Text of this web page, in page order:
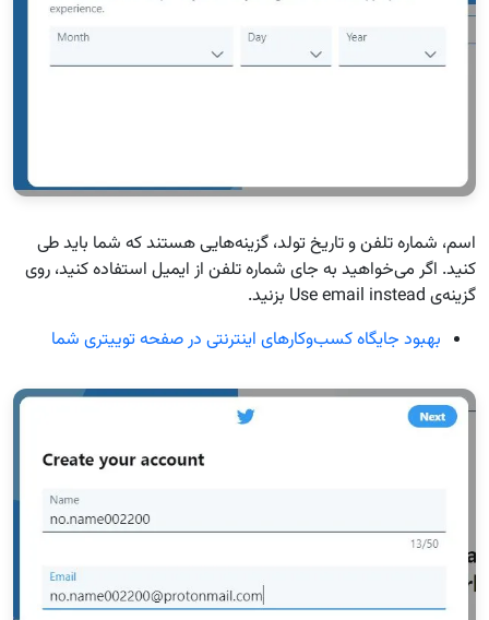
اسم، شماره تلفن و تاریخ تولد، گزینه‌هایی هستند که شما باید طی
کنید. اگر می‌خواهید به جای شماره تلفن از ایمیل استفاده کنید، روی
گزینه‌ی Use email instead بزنید.
بهبود جایگاه کسب‌وکارهای اینترنتی در صفحه توییتری شما